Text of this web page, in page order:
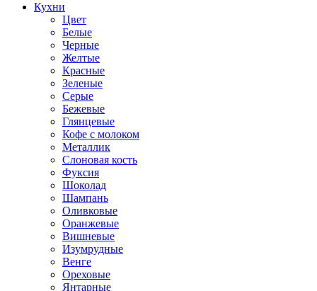
Кухни
Цвет
Белые
Черные
Желтые
Красные
Зеленые
Серые
Бежевые
Глянцевые
Кофе с молоком
Металлик
Слоновая кость
Фуксия
Шоколад
Шампань
Оливковые
Оранжевые
Вишневые
Изумрудные
Венге
Ореховые
Янтарные